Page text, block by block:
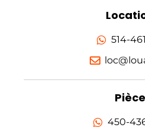
514-
450-